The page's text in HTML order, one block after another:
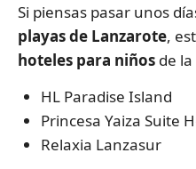
Si piensas pasar unos
playas de Lanzarote,
hoteles para niños de
HL Paradise Island
Princesa Yaiza Suite
Relaxia Lanzasur